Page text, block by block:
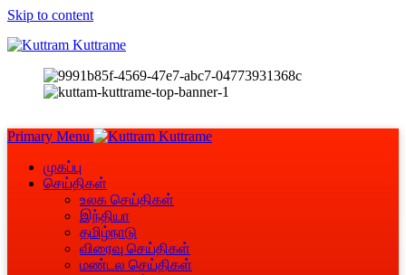
Skip to content
Primary Menu
முகப்பு
செய்திகள்
உலக செய்திகள்
இந்தியா
தமிழ்நாடு
விரைவு செய்திகள்
மண்டல செய்திகள்